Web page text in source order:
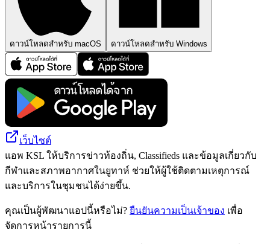
ดาวน์โหลดสำหรับ macOS ดาวน์โหลดสำหรับ Windows
เว็บไซต์
แอพ KSL ให้บริการข่าวท้องถิ่น, Classifieds และข้อมูลเกี่ยวกับ
กีฬาและสภาพอากาศในยูทาห์ ช่วยให้ผู้ใช้ติดตามเหตุการณ์
และบริการในชุมชนได้ง่ายขึ้น.
คุณเป็นผู้พัฒนาแอปนี้หรือไม่? ยืนยันความเป็นเจ้าของ เพื่อ
จัดการหน้ารายการนี้